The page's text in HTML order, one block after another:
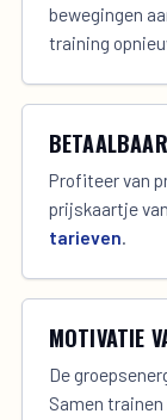
bewegingen
training
Profiteer van
prijskaartje
tarieven.
MOTIVATIE
De
Samen